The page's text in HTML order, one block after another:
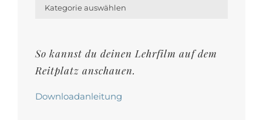
gewählt
Kategorie auswählen
So kannst du deinen Lehrfilm auf dem
Reitplatz anschauen.
Downloadanleitung